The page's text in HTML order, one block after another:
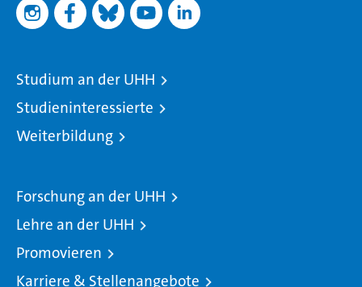
Studium an der UHH
Studieninteressierte
Weiterbildung
Forschung an der UHH
Lehre an der UHH
Promovieren
Karriere & Stellenangebote